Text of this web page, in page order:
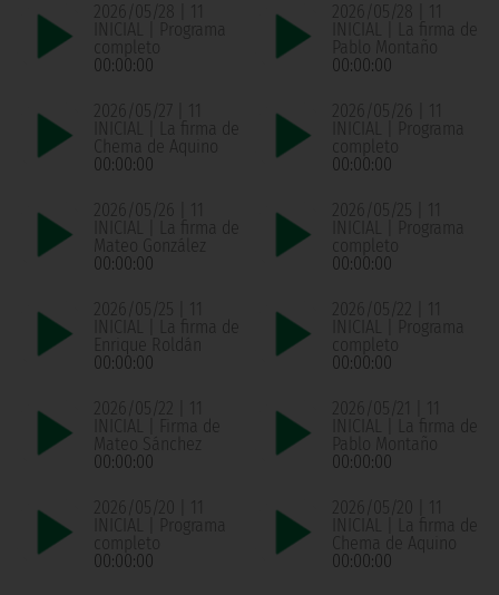
2026/05/28 | 11
INICIAL | Programa
completo
00:00:00
2026/05/28 | 11
INICIAL | La firma de
Pablo Montaño
00:00:00
2026/05/27 | 11
INICIAL | La firma de
Chema de Aquino
00:00:00
2026/05/26 | 11
INICIAL | Programa
completo
00:00:00
2026/05/26 | 11
INICIAL | La firma de
Mateo González
00:00:00
2026/05/25 | 11
INICIAL | Programa
completo
00:00:00
2026/05/25 | 11
INICIAL | La firma de
Enrique Roldán
00:00:00
2026/05/22 | 11
INICIAL | Programa
completo
00:00:00
2026/05/22 | 11
INICIAL | Firma de
Mateo Sánchez
00:00:00
2026/05/21 | 11
INICIAL | La firma de
Pablo Montaño
00:00:00
2026/05/20 | 11
INICIAL | Programa
completo
00:00:00
2026/05/20 | 11
INICIAL | La firma de
Chema de Aquino
00:00:00